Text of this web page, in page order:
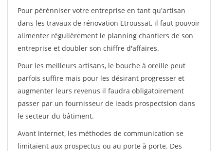
Pour pérénniser votre entreprise en tant qu'artisan
dans les travaux de rénovation Etroussat, il faut pouvoir
alimenter régulièrement le planning chantiers de son
entreprise et doubler son chiffre d'affaires.
Pour les meilleurs artisans, le bouche à oreille peut
parfois suffire mais pour les désirant progresser et
augmenter leurs revenus il faudra obligatoirement
passer par un fournisseur de leads prospectsion dans
le secteur du bâtiment.
Avant internet, les méthodes de communication se
limitaient aux prospectus ou au porte à porte. Des